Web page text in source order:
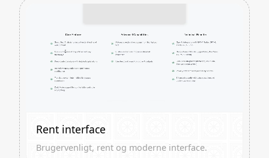
Rent interface
Brugervenligt, rent og moderne interface.